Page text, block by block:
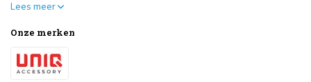
Lees meer
Onze merken